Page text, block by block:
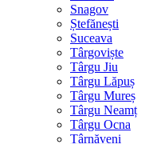
Snagov
Ștefănești
Suceava
Târgoviște
Târgu Jiu
Târgu Lăpuș
Târgu Mureș
Târgu Neamț
Târgu Ocna
Târnăveni